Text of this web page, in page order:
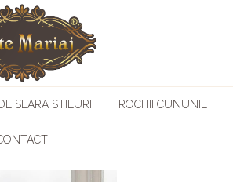
SEARA STILURI ROCHII CUNUNIE